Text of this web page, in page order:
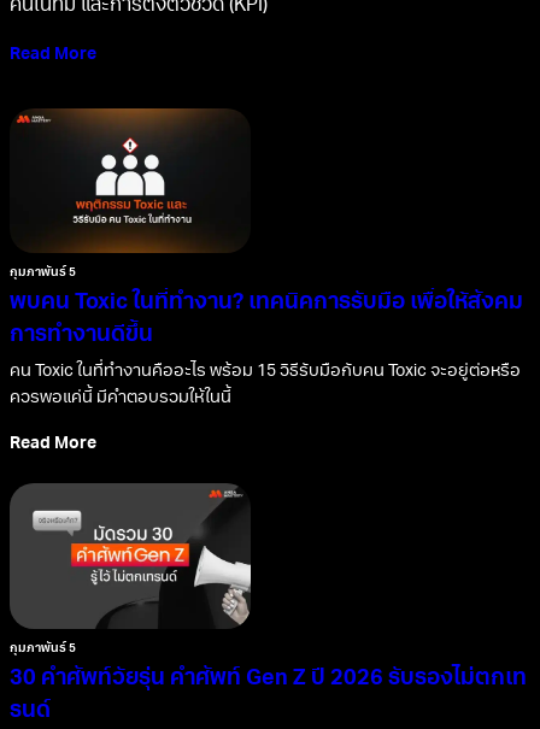
คนในทีม และการตั้งตัวชี้วัด (KPI)
Read More
กุมภาพันธ์ 5
พบคน Toxic ในที่ทำงาน? เทคนิคการรับมือ เพื่อให้สังคม
การทำงานดีขึ้น
คน Toxic ในที่ทำงานคืออะไร พร้อม 15 วิธีรับมือกับคน Toxic จะอยู่ต่อหรือ
ควรพอแค่นี้ มีคำตอบรวมให้ในนี้
Read More
กุมภาพันธ์ 5
30 คำศัพท์วัยรุ่น คำศัพท์ Gen Z ปี 2026 รับรองไม่ตกเท
รนด์